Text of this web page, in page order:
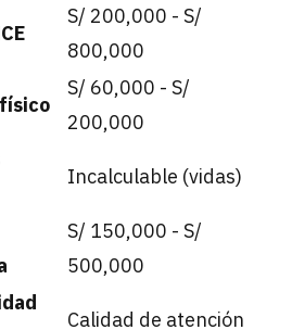
S/ 200,000 - S/
800,000
S/ 60,000 - S/
200,000
Incalculable (vidas)
S/ 150,000 - S/
500,000
Calidad de atención